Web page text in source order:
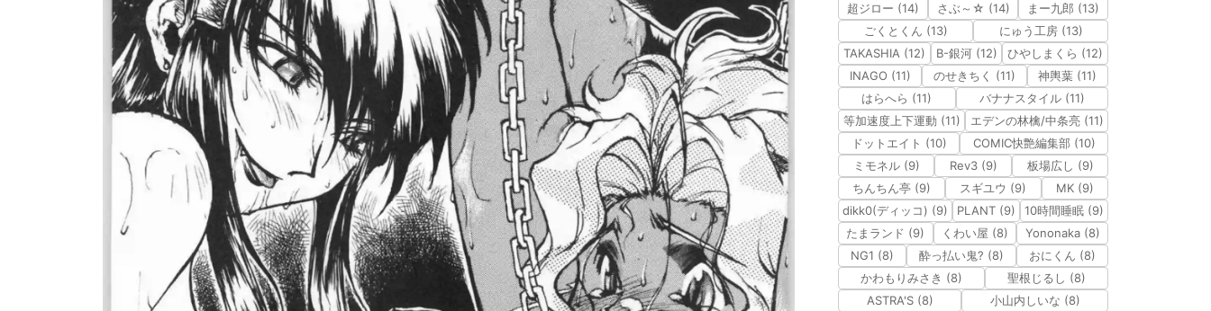
超ジロー (14)
さぶ～☆ (14)
まー九郎 (13)
ごくとくん (13)
にゅう工房 (13)
TAKASHIA (12)
B-銀河 (12)
ひやしまくら (12)
INAGO (11)
のせきちく (11)
神輿葉 (11)
はらへら (11)
バナナスタイル (11)
等加速度上下運動 (11)
エデンの林檎/中条亮 (11)
ドットエイト (10)
COMIC快艶編集部 (10)
ミモネル (9)
Rev3 (9)
板場広し (9)
ちんちん亭 (9)
スギユウ (9)
MK (9)
dikk0(ディッコ) (9)
PLANT (9)
10時間睡眠 (9)
たまランド (9)
くわい屋 (8)
Yononaka (8)
NG1 (8)
酔っ払い鬼? (8)
おにくん (8)
かわもりみさき (8)
聖根じるし (8)
ASTRA'S (8)
小山内しいな (8)